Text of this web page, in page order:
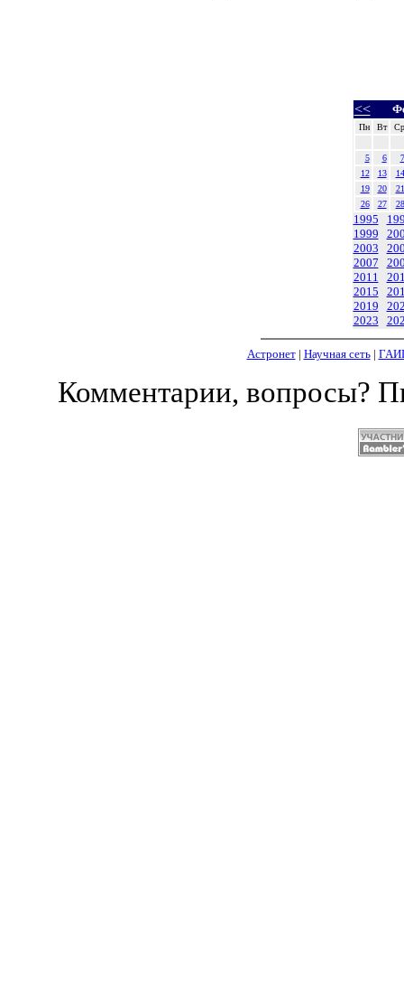
<<
Пн Вт Ср
5 6
7
12
13
14
19
20
21
26
27 28
1995
1999
2003
2007
2011
2015
2019
2023
Астронет| Научная сеть|
Комментарии, вопросы?